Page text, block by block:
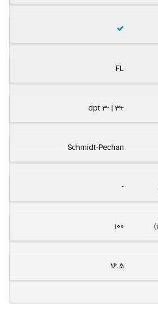
FL
+3 | -3 dpt
Schmidt-Pechan
-
100
16.5